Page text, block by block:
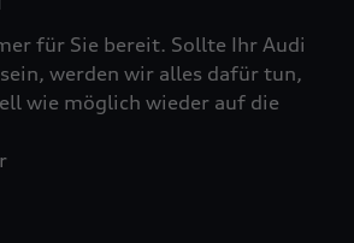
für Sie bereit. Sollte Ihr Audi
werden wir alles dafür tun,
wie möglich wieder auf die